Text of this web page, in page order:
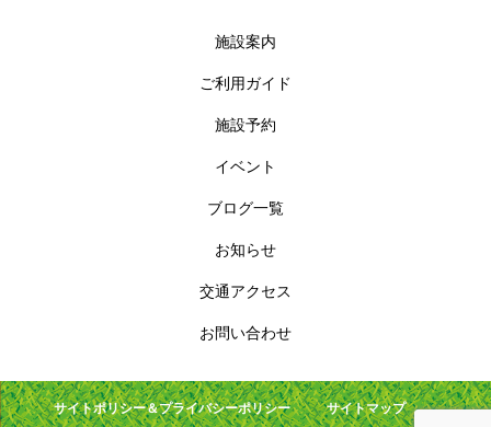
施設案内
ご利用ガイド
施設予約
イベント
ブログ一覧
お知らせ
交通アクセス
お問い合わせ
サイトポリシー＆プライバシーポリシー サイトマップ